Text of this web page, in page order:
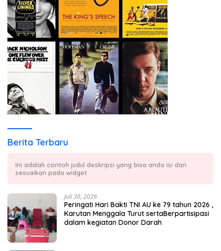
Berita Terbaru
Ini adalah contoh judul deskripsi yang bisa anda isi dan
sesuaikan pada widget
Juli 30, 2026
Peringati Hari Bakti TNI AU ke 79 tahun 2026 ,
Karutan Menggala Turut sertaBerpartisipasi
dalam kegiatan Donor Darah